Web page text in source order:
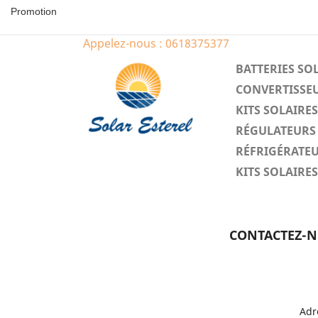
Promotion
Appelez-nous : 0618375377
BATTERIES
KITS
KITS
CONTACTEZ-